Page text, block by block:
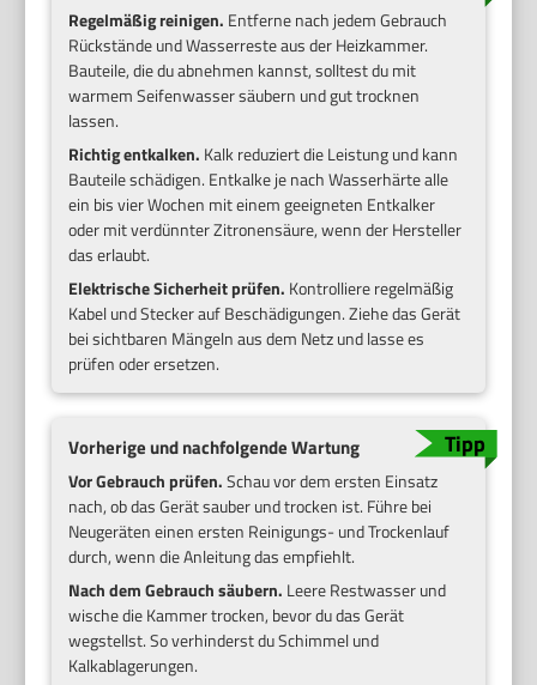
Regelmäßig reinigen. Entferne nach jedem Gebrauch
Rückstände und Wasserreste aus der Heizkammer.
Bauteile, die du abnehmen kannst, solltest du mit
warmem Seifenwasser säubern und gut trocknen
lassen.
Richtig entkalken. Kalk reduziert die Leistung und kann
Bauteile schädigen. Entkalke je nach Wasserhärte alle
ein bis vier Wochen mit einem geeigneten Entkalker
oder mit verdünnter Zitronensäure, wenn der Hersteller
das erlaubt.
Elektrische Sicherheit prüfen. Kontrolliere regelmäßig
Kabel und Stecker auf Beschädigungen. Ziehe das Gerät
bei sichtbaren Mängeln aus dem Netz und lasse es
prüfen oder ersetzen.
Vorherige und nachfolgende Wartung
Vor Gebrauch prüfen.Schau vor dem ersten Einsatz
nach, ob das Gerät sauber und trocken ist. Führe bei
Neugeräten einen ersten Reinigungs- und Trockenlauf
durch, wenn die Anleitung das empfiehlt.
Nach dem Gebrauch säubern. Leere Restwasser und
wische die Kammer trocken, bevor du das Gerät
wegstellst. So verhinderst du Schimmel und
Kalkablagerungen.